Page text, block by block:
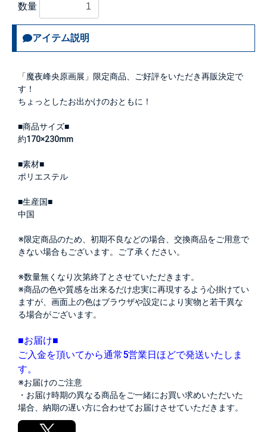
数量
アイテム説明
「魔夜峰央原画展」限定商品、ご好評をいただき再販決定で
す！
ちょっとしたお出かけのおともに！
■商品サイズ■
約170×230mm
■素材■
ポリエステル
■生産国■
中国
※限定商品のため、初期不良などの場合、交換商品をご用意で
きない場合もございます。ご了承ください。
※数量無くなり次第終了とさせていただきます。
※商品の色や質感を出来るだけ忠実に再現するよう心掛けてい
ますが、画面上の色はブラウザや設定により実物と若干異な
る場合がございます。
■お届け■
ご入金を頂いてから通常5営業日ほどで発送いたしま
す。
※お届けのご注意
・お届け時期の異なる商品をご一緒にお買い求めいただいた
場合、納期の遅い方に合わせてお届けさせていただきます。